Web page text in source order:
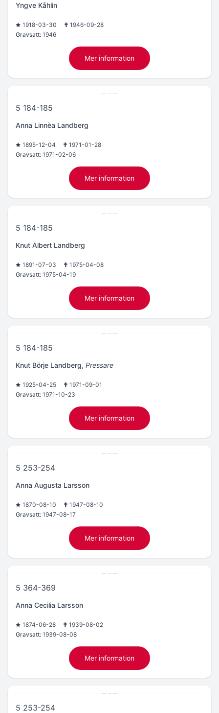
Yngve Kåhlin
1918-03-30
1946-09-28
Gravsatt: 1946
Mer information
5 184-185
Anna Linnèa Landberg
1895-12-04
1971-01-28
Gravsatt: 1971-02-06
Mer information
5 184-185
Knut Albert Landberg
1891-07-03
1975-04-08
Gravsatt: 1975-04-19
Mer information
5 184-185
Knut Börje Landberg, Pressare
1925-04-25
1971-09-01
Gravsatt: 1971-10-23
Mer information
5 253-254
Anna Augusta Larsson
1870-08-10
1947-08-10
Gravsatt: 1947-08-17
Mer information
5 364-369
Anna Cecilia Larsson
1874-06-28
1939-08-02
Gravsatt: 1939-08-08
Mer information
5 253-254